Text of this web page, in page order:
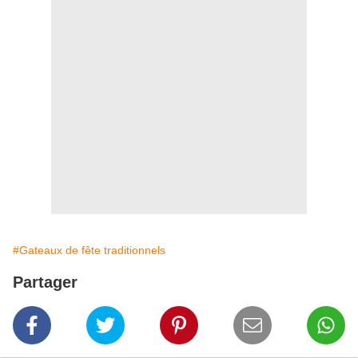
#Gateaux de fête traditionnels
Partager